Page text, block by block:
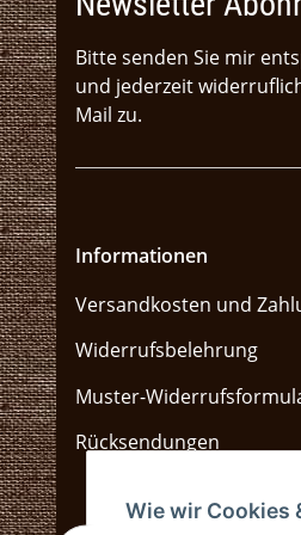
Bitte senden Sie mir
und jederzeit
Mail zu.
Informationen
Versandkosten und
Widerrufsbelehrung
Muster-
Rücksendungen
Wie wir Cookies